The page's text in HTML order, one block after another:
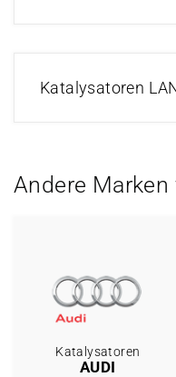
Katalysatoren
Andere
Katalysatoren
AUDI